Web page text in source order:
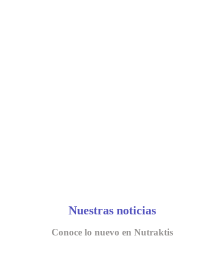
Nuestras noticias
Conoce lo nuevo en Nutraktis